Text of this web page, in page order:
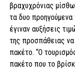
βραχυχρόνιας
τα δυο
έγιναν αυξήσεις
της προσπάθειας να
πακέτο. “Ο
πακέτο που το